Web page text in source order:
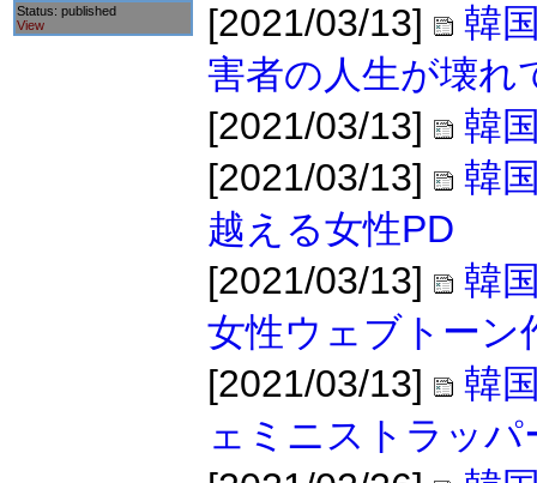
Status: published
View
[2021/03/13]
韓
害者の人生が壊れ
[2021/03/13]
韓
[2021/03/13]
韓
越える女性PD
[2021/03/13]
韓
女性ウェブトーン
[2021/03/13]
韓
ェミニストラッパ